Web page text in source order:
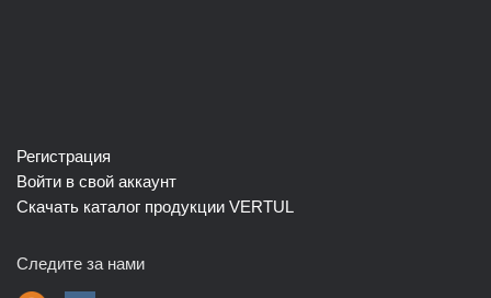
Регистрация
Войти в свой аккаунт
Скачать каталог продукции VERTUL
Следите за нами